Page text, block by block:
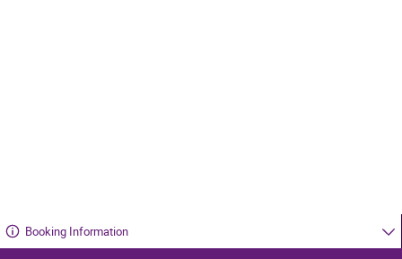
Booking Information